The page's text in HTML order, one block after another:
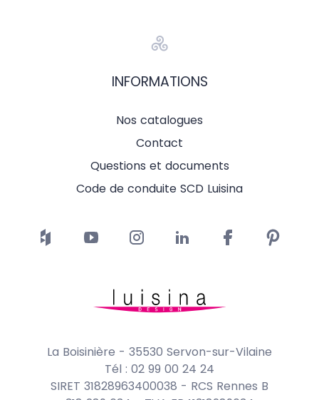
INFORMATIONS
Nos catalogues
Contact
Questions et documents
Code de conduite SCD Luisina
La Boisinière - 35530 Servon-sur-Vilaine
Tél : 02 99 00 24 24
SIRET 31828963400038 - RCS Rennes B